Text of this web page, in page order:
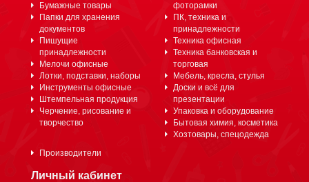
Бумажные товары
Папки для хранения
документов
Пишущие
принадлежности
Мелочи офисные
Лотки, подставки, наборы
Инструменты офисные
Штемпельная продукция
Черчение, рисование и
творчество
фоторамки
ПК, техника и
принадлежности
Техника офисная
Техника банковская и
торговая
Мебель, кресла, стулья
Доски и всё для
презентации
Упаковка и оборудование
Бытовая химия, косметика
Хозтовары, спецодежда
Производители
Личный кабинет